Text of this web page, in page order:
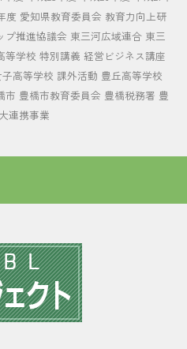
度 愛知県教育委員会 教育力向上研
プ推進協議会 東三河広域連合 東三
等学校 特別講義 経営ビジネス講座
高等学校 課外活動 豊丘高等学校
市 豊橋市教育委員会 豊橋税務署 豊
連携事業